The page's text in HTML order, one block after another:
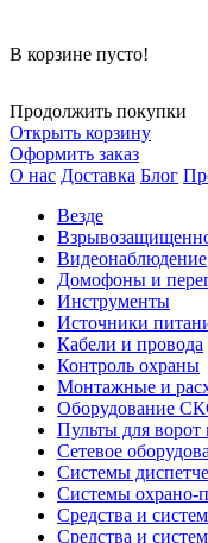
В корзине пусто!
Продолжить покупки
Открыть корзину
Оформить заказ
О нас Доставка Блог
Везде
Видеонаблюдение
Домофоны и
Инструменты
Источники
Кабели и провода
Контроль охраны
Монтажные и
Оборудование
Пульты для ворот
Сетевое
Системы
Системы охрано-
Средства и
Средства и